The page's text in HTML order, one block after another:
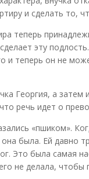
и сделать то,
теперь
эту
и теперь он не
Георгия, а
речь идет о
«пшиком».
была. Ей давно
Это была самая
не делала, чтобы